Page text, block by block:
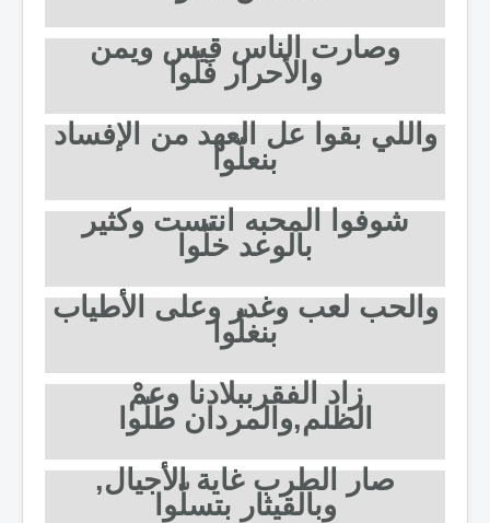
وصارت الناس قيس ويمن
والأحرار فَلّوا
واللي بقوا عل العهد من الإفساد
بنعلّوا
شوفوا المحبه انتست وكثير
بالوعد خلّوا
والحب لعب وغدر وعلى الأطياب
بنغلّوا
زاد الفقرببلادنا وعمْ
الظلم,والمردان طلّوا
صار الطرب غاية الأجيال,
وبالقيثار بتسلّوا